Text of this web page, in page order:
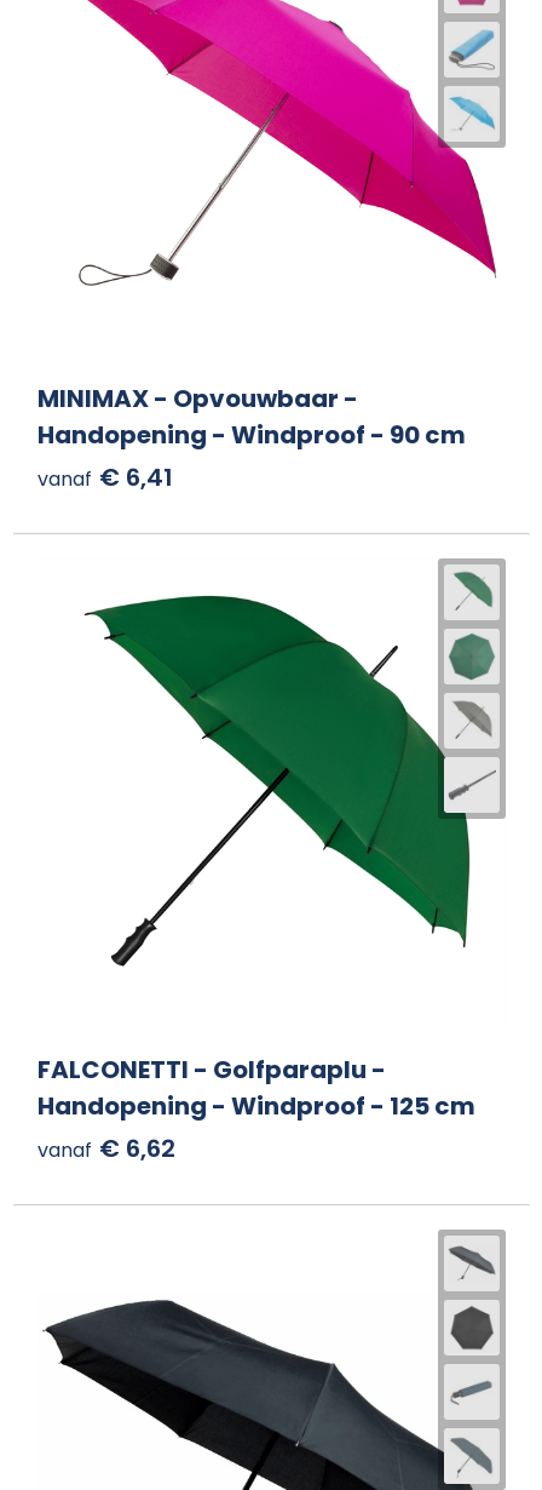
MINIMAX - Opvouwbaar -
Handopening - Windproof - 90 cm
vanaf € 6,41
FALCONETTI - Golfparaplu -
Handopening - Windproof - 125 cm
vanaf € 6,62